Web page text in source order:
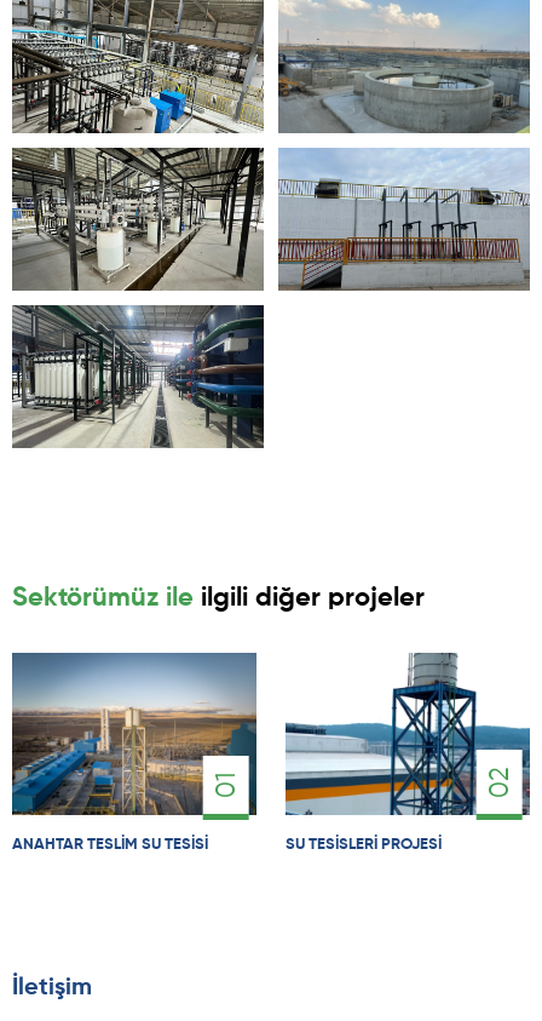
Sektörümüz ile ilgili diğer projeler
01
ANAHTAR TESLIM SU TESISI
02
SU TESISLERI PROJESI
İletişim